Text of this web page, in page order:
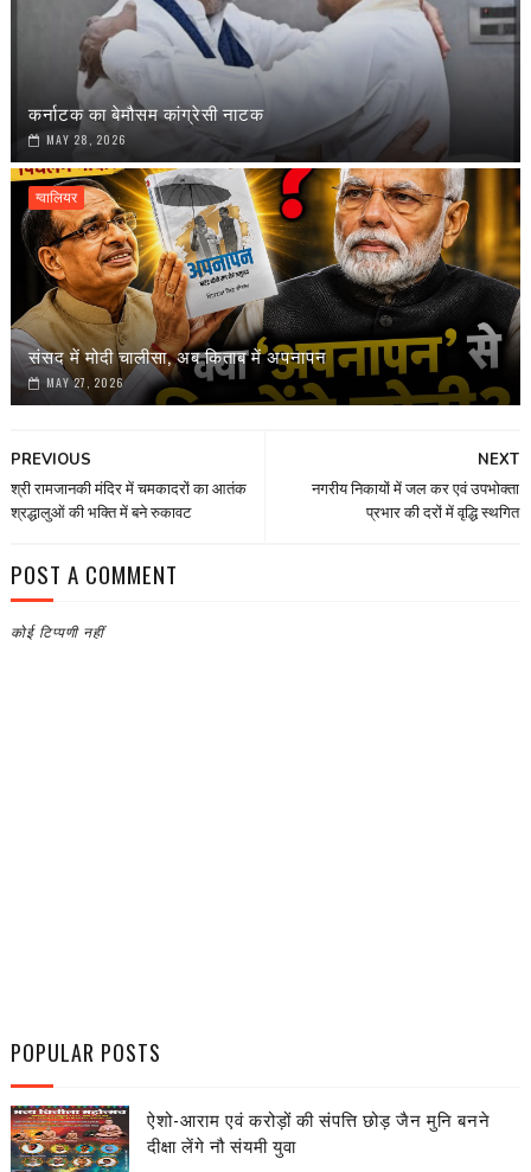
कर्नाटक का बेमौसम कांग्रेसी नाटक
MAY 28, 2026
ग्वालियर
संसद में मोदी चालीसा, अब किताब में अपनापन
MAY 27, 2026
NEXT
नगरीय निकायों में जल कर एवं उपभोक्ता
प्रभार की दरों में वृद्धि स्थगित
PREVIOUS
श्री रामजानकी मंदिर में चमकादरों का आतंक
श्रद्धालुओं की भक्ति में बने रुकावट
POST A COMMENT
कोई टिप्पणी नहीं
POPULAR POSTS
ऐशो-आराम एवं करोड़ों की संपत्ति छोड़ जैन मुनि बनने
दीक्षा लेंगे नौ संयमी युवा